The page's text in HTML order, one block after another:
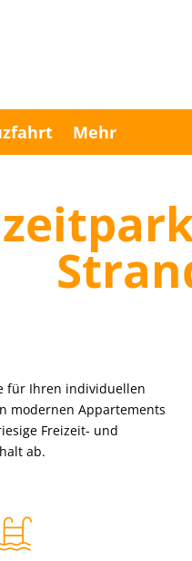
Mehr
für Ihren individuellen
modernen Appartements
Freizeit- und
ab.